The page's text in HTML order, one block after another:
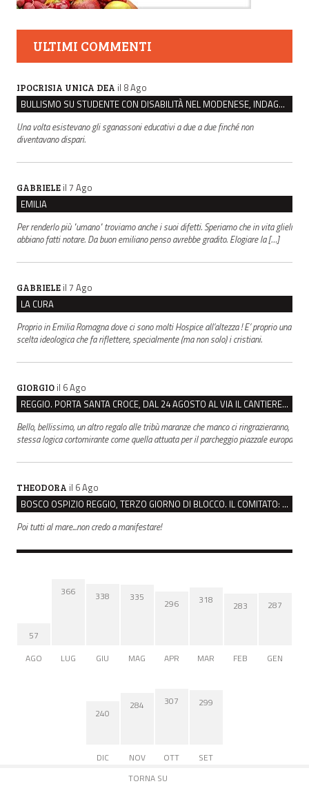
ULTIMI COMMENTI
IPOCRISIA UNICA DEA il 8 Ago
BULLISMO SU STUDENTE CON DISABILITÀ NEL MODENESE, INDAGATI DUE RAGAZZI DI 16 ANNI
Una volta esistevano gli sganassoni educativi a due a due finché non
diventavano dispari.
GABRIELE il 7 Ago
EMILIA
Per renderlo più "umano" troviamo anche i suoi difetti. Speriamo che in vita glieli
abbiano fatti notare. Da buon emiliano penso avrebbe gradito. Elogiare la […]
GABRIELE il 7 Ago
LA CURA
Proprio in Emilia Romagna dove ci sono molti Hospice all’altezza ! E’ proprio una
scelta ideologica che fa riflettere, specialmente (ma non solo) i cristiani.
GIORGIO il 6 Ago
REGGIO. PORTA SANTA CROCE, DAL 24 AGOSTO AL VIA IL CANTIERE PER IL NUOVO COLLETTORE FOGNARIO
Bello, bellissimo, un altro regalo alle tribù maranze che manco ci ringrazieranno,
stessa logica cortomirante come quella attuata per il parcheggio piazzale europa
THEODORA il 6 Ago
BOSCO OSPIZIO REGGIO, TERZO GIORNO DI BLOCCO. IL COMITATO: “PRESIDIO FINO A VENERDÌ”
Poi tutti al mare...non credo a manifestare!
57
AGO
366
LUG
338
GIU
335
MAG
296
APR
318
MAR
283
FEB
287
GEN
240
DIC
284
NOV
307
OTT
299
SET
TORNA SU